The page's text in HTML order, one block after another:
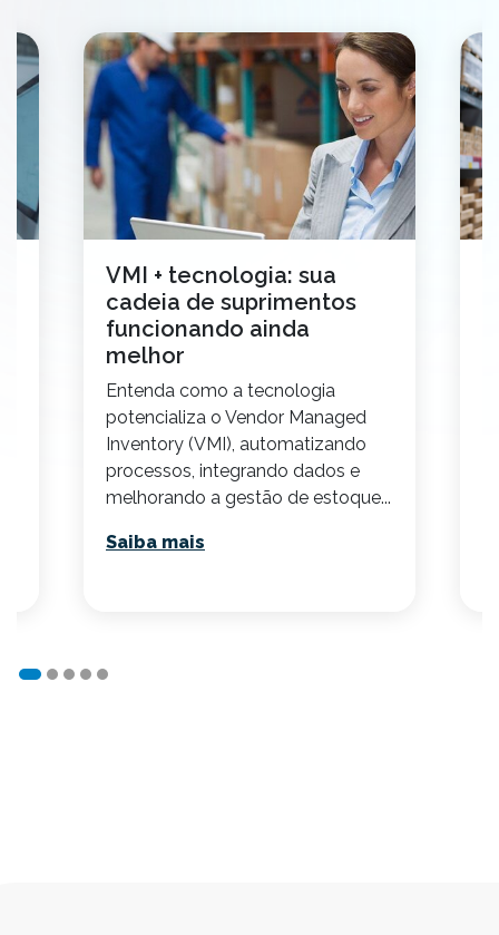
VMI + tecnologia: sua
cadeia de suprimentos
funcionando ainda
melhor
Entenda como a tecnologia
potencializa o Vendor Managed
Inventory (VMI), automatizando
processos, integrando dados e
melhorando a gestão de estoque...
Saiba mais